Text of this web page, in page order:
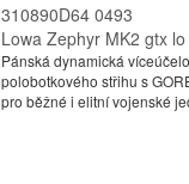
310890D64 0493
Lowa Zephyr MK2 gtx
Pánská dynamická
polobotkového střihu s
pro běžné i elitní vojenské